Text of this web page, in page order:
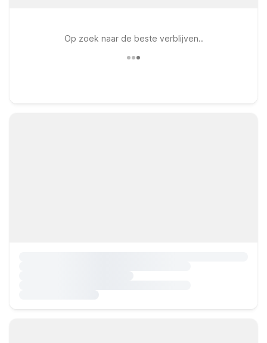
Op zoek naar de beste verblijven..